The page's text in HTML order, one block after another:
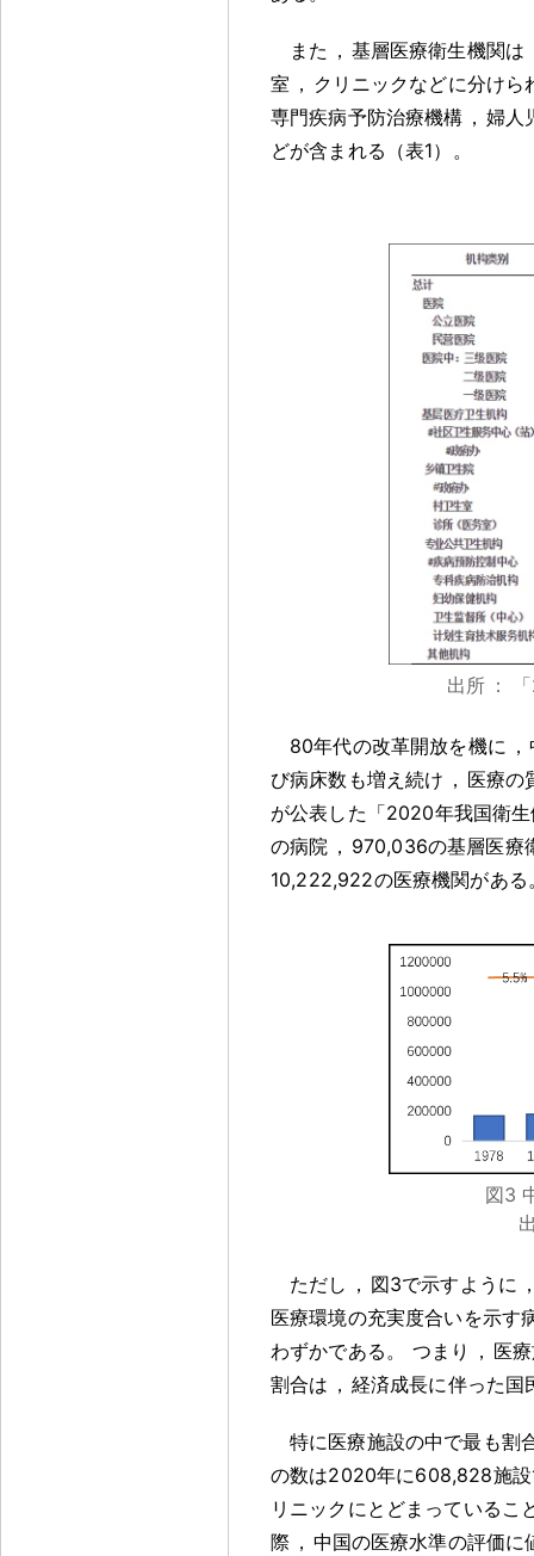
また ， 基層医療衛生機関は
室 ， クリニックなどに分けら
専門疾病予防治療機構 ， 婦人
どが含まれる（表1） 。
出所 ：
80年代の改革開放を機に ，
び病床数も増え続け ， 医療の
が公表した「2020年我国衛
の病院 ， 970,036の基層医療
10,222,922の医療機関がある
図3
ただし ， 図3で示すように
医療環境の充実度合いを示す
わずかである。 つまり ， 医
割合は ， 経済成長に伴った国
特に医療施設の中で最も割
の数は2020年に608,828施設
リニックにとどまっているこ
際 ， 中国の医療水準の評価